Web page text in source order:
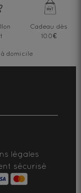
Cadeau dès
100€
domicile
légales
sécurisé